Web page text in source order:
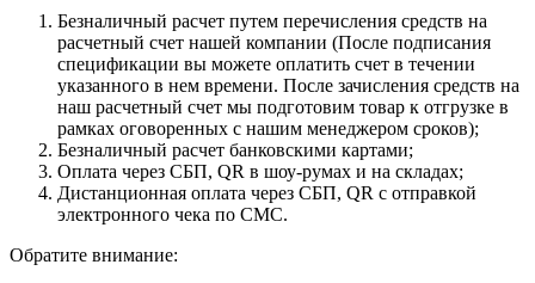
Безналичный расчет путем перечисления средств на
расчетный счет нашей компании (После подписания
спецификации вы можете оплатить счет в течении
указанного в нем времени. После зачисления средств на
наш расчетный счет мы подготовим товар к отгрузке в
рамках оговоренных с нашим менеджером сроков);
Безналичный расчет банковскими картами;
Оплата через СБП, QR в шоу-румах и на складах;
Дистанционная оплата через СБП, QR с отправкой
электронного чека по СМС.
Обратите внимание: